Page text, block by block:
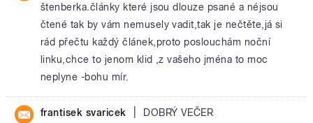
štenberka.články které jsou dlouze psané a néjsou
čtené tak by vám nemusely vadit,tak je nečtěte,já si
rád přečtu každý článek,proto poslouchám noční
linku,chce to jenom klid ,z vašeho jména to moc
neplyne -bohu mír.
frantisek svaricek
DOBRÝ VEČER